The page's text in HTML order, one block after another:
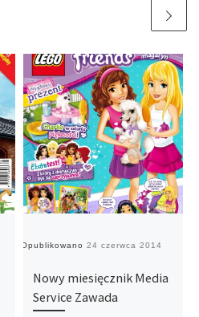
Opublikowano 24 czerwca 2014
Nowy miesięcznik Media
Service Zawada